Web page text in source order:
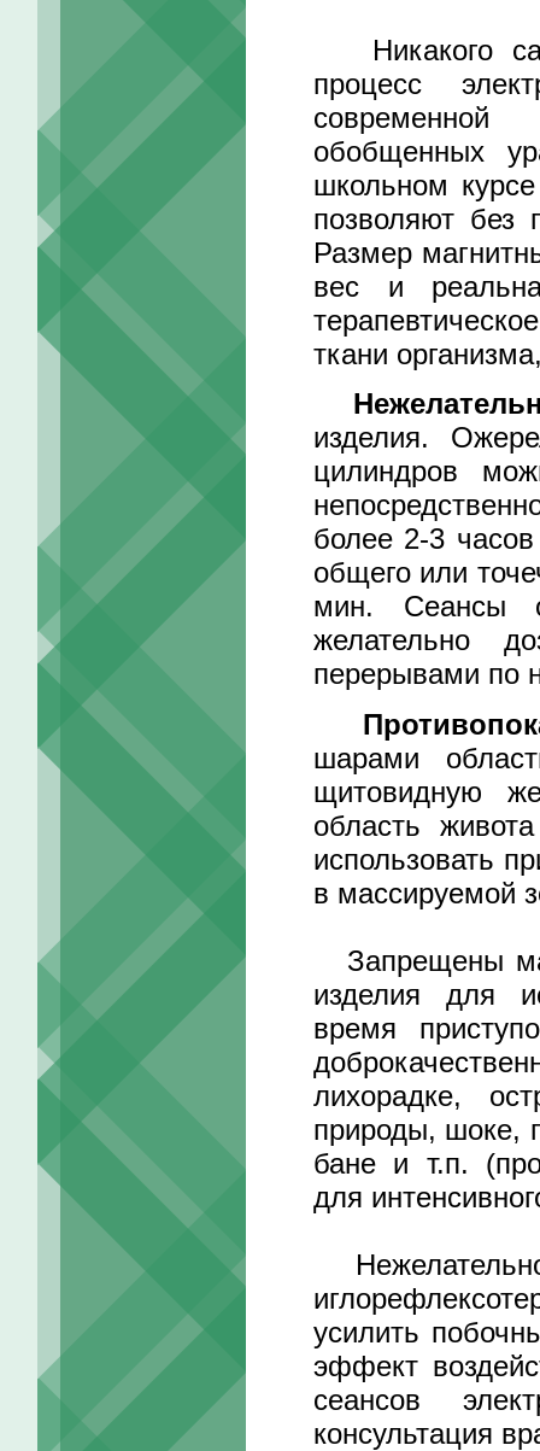
Никакого
процесс
обобщенных
школьном
позволяют без
Размер
вес и
ткани
изделия.
цилиндров
более 2-3
общего или
мин. Сеансы
желательно
перерывами по
шарами
щитовидную
область
использовать
в массируемой
Запрещены
изделия для
время
лихорадке,
природы, шоке,
бане и т.п.
для
усилить
эффект
сеансов
консультация